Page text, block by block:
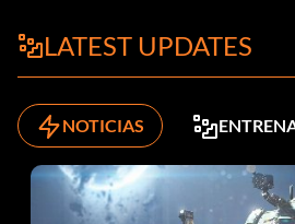
LATEST UPDATES
NOTICIAS